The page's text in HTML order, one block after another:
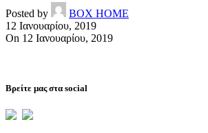
Posted by
BOX HOME
12 Ιανουαρίου, 2019
On 12 Ιανουαρίου, 2019
Βρείτε μας στα social